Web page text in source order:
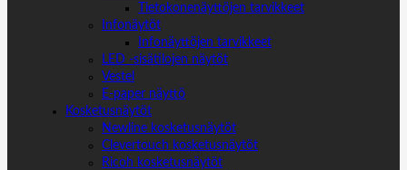
Tietokonenäyttöjen tarvikkeet
Infonäytöt
Infonäyttöjen tarvikkeet
LED -sisätilojen näytöt
Vestel
E-paper näyttö
Kosketusnäytöt
Newline kosketusnäytöt
Clevertouch kosketusnäytöt
Ricoh kosketusnäytöt